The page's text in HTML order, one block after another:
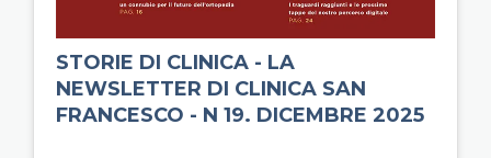
STORIE DI CLINICA - LA
NEWSLETTER DI CLINICA SAN
FRANCESCO - N 19. DICEMBRE 2025